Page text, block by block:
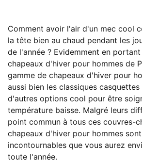
Comment avoir l'air d'un mec cool
la tête bien au chaud pendant les
de l'année ? Evidemment en
chapeaux d'hiver pour hommes de
gamme de chapeaux d'hiver pour
aussi bien les classiques
d'autres options cool pour être
température baisse. Malgré leurs
point commun à tous ces couvres-
chapeaux d'hiver pour hommes
incontournables que vous aurez
toute l'année.